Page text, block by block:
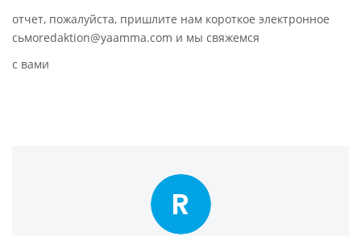
отчет, пожалуйста, пришлите нам короткое электронное
сьмоredaktion@yaamma.com и мы свяжемся
с вами
R